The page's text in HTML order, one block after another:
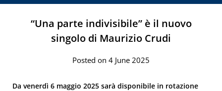
“Una parte indivisibile” è il nuovo
singolo di Maurizio Crudi
Posted on 4 June 2025
Da venerdì 6 maggio 2025 sarà disponibile in rotazione